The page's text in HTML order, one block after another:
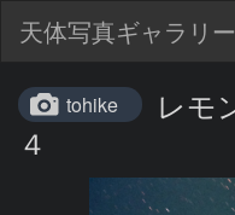
天体写真ギャラリー
tohike
レモ
４